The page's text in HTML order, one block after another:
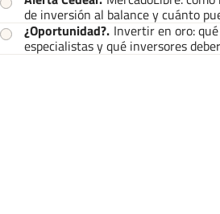
de inversión al balance y cuánto
¿Oportunidad?. Invertir en oro:
especialistas y qué inversores